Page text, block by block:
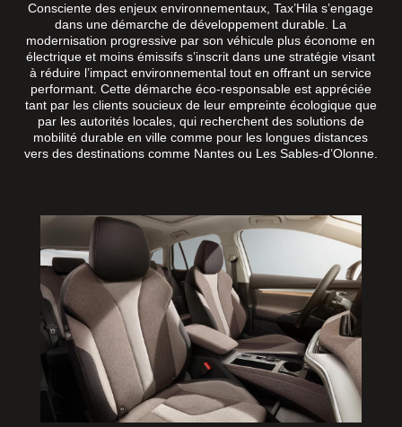
Consciente des enjeux environnementaux, Tax’Hila s’engage
dans une démarche de développement durable. La
modernisation progressive par son véhicule plus économe en
électrique et moins émissifs s’inscrit dans une stratégie visant
à réduire l’impact environnemental tout en offrant un service
performant. Cette démarche éco-responsable est appréciée
tant par les clients soucieux de leur empreinte écologique que
par les autorités locales, qui recherchent des solutions de
mobilité durable en ville comme pour les longues distances
vers des destinations comme Nantes ou Les Sables-d’Olonne.